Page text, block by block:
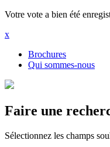
Votre vote a bien été
x
Brochures
Qui sommes-nous
Faire une
Sélectionnez les champs